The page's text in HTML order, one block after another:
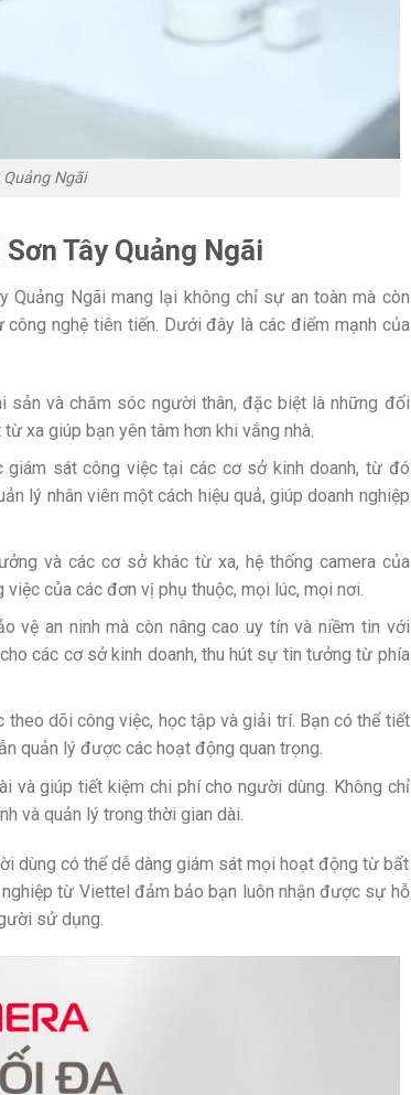
Ngãi
Tây Quảng Ngãi
Quảng Ngãi mang lại không chỉ sự an toàn mà còn
nghệ tiên tiến. Dưới đây là các điểm mạnh của
sản và chăm sóc người thân, đặc biệt là những đối
xa giúp bạn yên tâm hơn khi vắng nhà.
giám sát công việc tại các cơ sở kinh doanh, từ đó
lý nhân viên một cách hiệu quả, giúp doanh nghiệp
và các cơ sở khác từ xa, hệ thống camera của
của các đơn vị phụ thuộc, mọi lúc, mọi nơi.
vệ an ninh mà còn nâng cao uy tín và niềm tin với
các cơ sở kinh doanh, thu hút sự tin tưởng từ phía
theo dõi công việc, học tập và giải trí. Bạn có thể tiết
quản lý được các hoạt động quan trọng.
và giúp tiết kiệm chi phí cho người dùng. Không chỉ
và quản lý trong thời gian dài.
dùng có thể dễ dàng giám sát mọi hoạt động từ bất
từ Viettel đảm bảo bạn luôn nhận được sự hỗ
sử dụng.